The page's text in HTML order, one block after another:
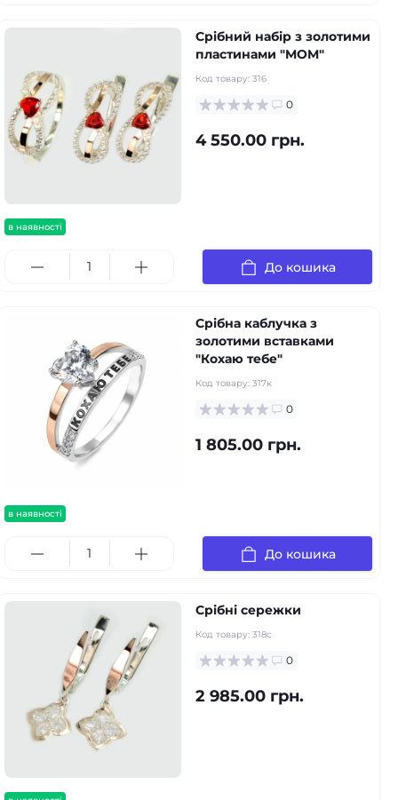
в наявності
Срібний набір з золотими
пластинами "MOM"
Код товару: 316
0
4 550.00 грн.
До кошика
в наявності
Срібна каблучка з
золотими вставками
"Кохаю тебе"
Код товару: 317к
0
1 805.00 грн.
До кошика
Срібні сережки
Код товару: 318с
0
2 985.00 грн.